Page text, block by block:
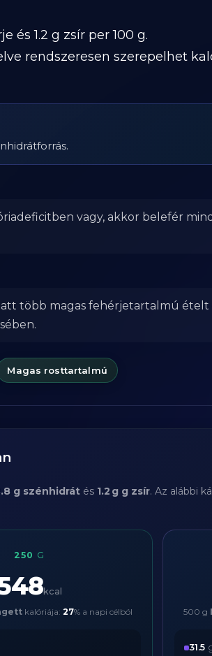
és 1.2 g zsír per 100 g.
rendszeresen szerepelhet
vagy, akkor belefér
több magas fehérjetartalmú
Magas rosttartalmú
g szénhidrát és 1.2 g g zsír. Az alábbi
250 G
kcal
kalóriája: 27% a napi célból
500 g
31.5